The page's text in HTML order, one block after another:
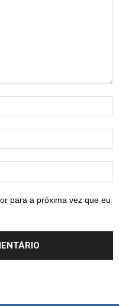
para a próxima vez que eu